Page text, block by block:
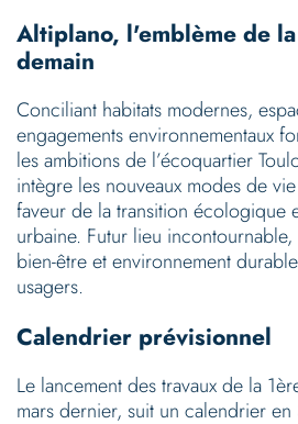
Altiplano, l'emblème de
demain
Conciliant habitats modernes,
engagements environnementaux
les ambitions de l’écoquartier
intègre les nouveaux modes de
faveur de la transition écologique
urbaine. Futur lieu
bien-être et environnement
usagers.
Calendrier prévisionnel
Le lancement des travaux de la
mars dernier, suit un calendrier